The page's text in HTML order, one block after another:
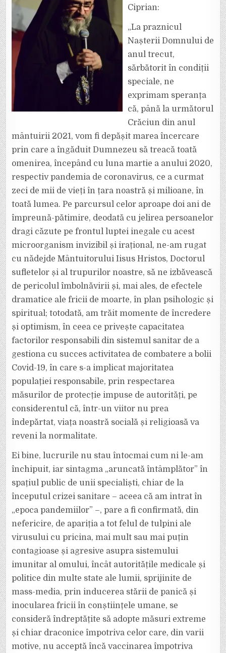
APĂRĂ
PE
DORESC
Ciprian:
„La praznicul
Nașterii Domnului de
anul trecut,
sărbătorit în condiții
speciale, ne
exprimam speranța
că, până la următorul
Crăciun din anul
mântuirii 2021, vom fi depășit marea încercare
prin care a îngăduit Dumnezeu să treacă toată
omenirea, începând cu luna martie a anului 2020,
respectiv pandemia de coronavirus, ce a curmat
zeci de mii de vieți în țara noastră și milioane, în
toată lumea. Pe parcursul celor aproape doi ani de
împreună-pătimire, deodată cu jelirea persoanelor
dragi căzute pe frontul luptei inegale cu acest
microorganism invizibil și irațional, ne-am rugat
cu nădejde Mântuitorului Iisus Hristos, Doctorul
sufletelor și al trupurilor noastre, să ne izbăvească
de pericolul îmbolnăvirii și, mai ales, de efectele
dramatice ale fricii de moarte, în plan psihologic și
spiritual; totodată, am trăit momente de încredere
și optimism, în ceea ce privește capacitatea
factorilor responsabili din sistemul sanitar de a
gestiona cu succes activitatea de combatere a bolii
Covid-19, în care s-a implicat majoritatea
populației responsabile, prin respectarea
măsurilor de protecție impuse de autorități, pe
considerentul că, într-un viitor nu prea
îndepărtat, viața noastră socială și religioasă va
reveni la normalitate.
Ei bine, lucrurile nu stau întocmai cum ni le-am
închipuit, iar sintagma „aruncată întâmplător” în
spațiul public de unii specialiști, chiar de la
începutul crizei sanitare – aceea că am intrat în
„epoca pandemiilor” –, pare a fi confirmată, din
nefericire, de apariția a tot felul de tulpini ale
virusului cu pricina, mai mult sau mai puțin
contagioase și agresive asupra sistemului
imunitar al omului, încât autoritățile medicale și
politice din multe state ale lumii, sprijinite de
mass-media, prin inducerea stării de panică și
inocularea fricii în conștiințele umane, se
consideră îndreptățite să adopte măsuri extreme
și chiar draconice împotriva celor care, din varii
motive, nu acceptă încă vaccinarea împotriva